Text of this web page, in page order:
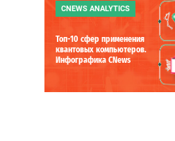
CNEWS ANALYTICS
Топ-10 сфер применения
квантовых компьютеров.
Инфографика CNews